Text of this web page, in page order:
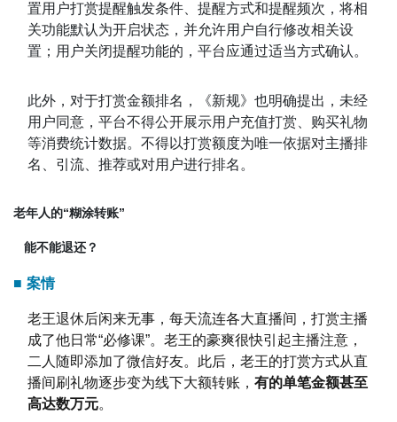
置用户打赏提醒触发条件、提醒方式和提醒频次，将相
关功能默认为开启状态，并允许用户自行修改相关设
置；用户关闭提醒功能的，平台应通过适当方式确认。
此外，对于打赏金额排名，《新规》也明确提出，未经
用户同意，平台不得公开展示用户充值打赏、购买礼物
等消费统计数据。不得以打赏额度为唯一依据对主播排
名、引流、推荐或对用户进行排名。
老年人的“糊涂转账”
能不能退还？
■案情
老王退休后闲来无事，每天流连各大直播间，打赏主播
成了他日常“必修课”。老王的豪爽很快引起主播注意，
二人随即添加了微信好友。此后，老王的打赏方式从直
播间刷礼物逐步变为线下大额转账， 有的单笔金额甚至
高达数万元。